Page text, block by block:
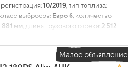
10/2019, тип топлива:
выбросов: Евро 6, количество
881 мм, длина грузового отсека: 2 512
электронная программа
Малое объявление